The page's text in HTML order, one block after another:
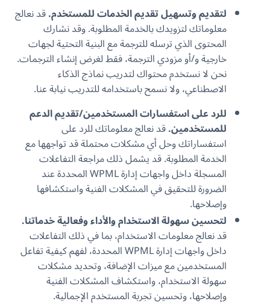
لتقديم وتسهيل تقديم الخدمات للمستخدم.قد نعالج
معلوماتك لتزويدك بالخدمة المطلوبة. وقد نشارك
المحتوى الذي ترسله للترجمة مع البنية التحتية لجهات
خارجية و/أو مزودي الترجمة، فقط لغرض إنشاء الترجمات.
نحن لا نستخدم محتواك لتدريب نماذج الذكاء
الاصطناعي، ولا نسمح باستخدامه للتدريب نيابة عنا.
للرد على استفسارات المستخدمين/تقديم الدعم
للمستخدمين.قد نعالج معلوماتك للرد على
استفساراتك وحل أي مشكلات محتملة قد تواجهها مع
الخدمة المطلوبة.قد يشمل ذلك مراجعة التفاعلات
المسجلة داخل واجهات إدارة WPML المحددة عند
الضرورة للتحقيق في المشكلات الفنية واستكشافها
وإصلاحها.
لتحسين سهولة الاستخدام والأداء وفعالية خدماتنا.
قد نعالج معلومات الاستخدام، بما في ذلك التفاعلات
داخل واجهات إدارة WPML المحددة، لفهم كيفية تفاعل
المستخدمين مع ميزات الإضافة، وتحديد مشكلات
سهولة الاستخدام، واستكشاف المشكلات الفنية
وإصلاحها، وتحسين تجربة المستخدم الإجمالية.